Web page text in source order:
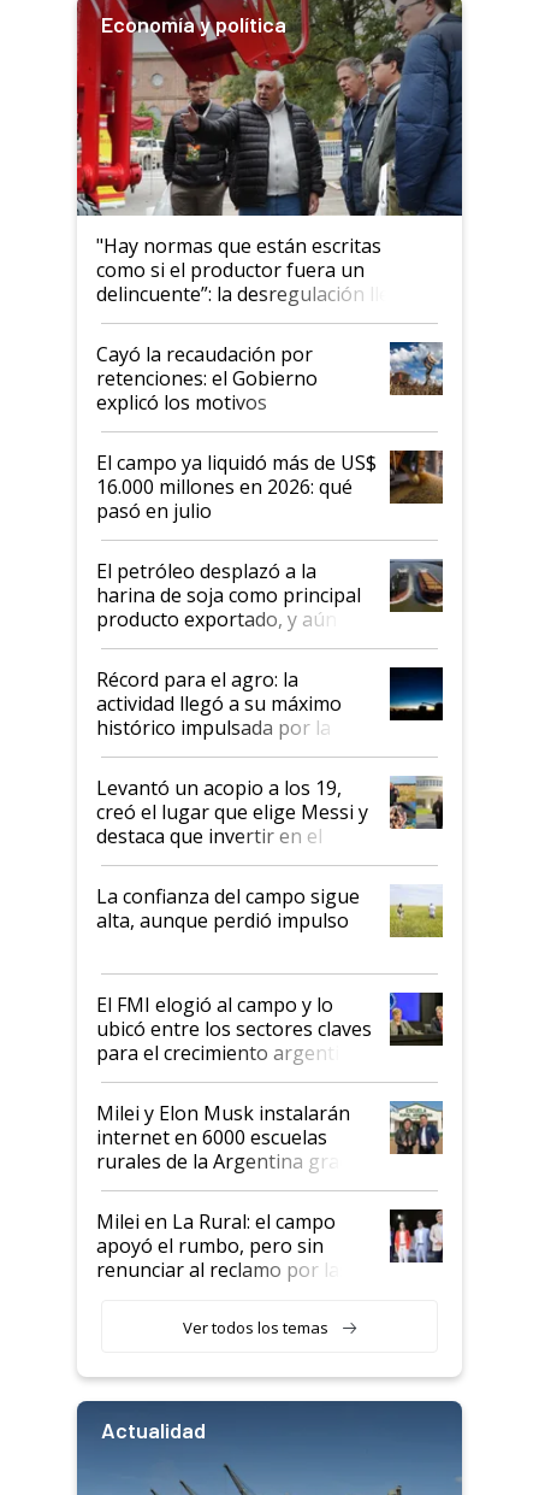
Economía y política
"Hay normas que están escritas
como si el productor fuera un
delincuente”: la desregulación llegó
al Congreso Aapresid y hasta se
habló del financiamiento al IPCVA
Cayó la recaudación por
retenciones: el Gobierno
explicó los motivos
El campo ya liquidó más de US$
16.000 millones en 2026: qué
pasó en julio
El petróleo desplazó a la
harina de soja como principal
producto exportado, y aún así
el agro aportó casi seis de cada
diez dólares y sostuvo el
liderazgo en un semestre
récord
Récord para el agro: la
actividad llegó a su máximo
histórico impulsada por la
cosecha y las exportaciones
Levantó un acopio a los 19,
creó el lugar que elige Messi y
destaca que invertir en el
kirchnerismo era como "darle
plata a un hijo para droga":
Juan Félix Rossetti, el libertario
que de una dura crisis salió
de Milei
La confianza del campo sigue
alta, aunque perdió impulso
El FMI elogió al campo y lo
ubicó entre los sectores claves
para el crecimiento argentino
Milei y Elon Musk instalarán
internet en 6000 escuelas
rurales de la Argentina gracias
a un acuerdo con Starlink
Milei en La Rural: el campo
apoyó el rumbo, pero sin
renunciar al reclamo por las
Ver todos los temas
Actualidad